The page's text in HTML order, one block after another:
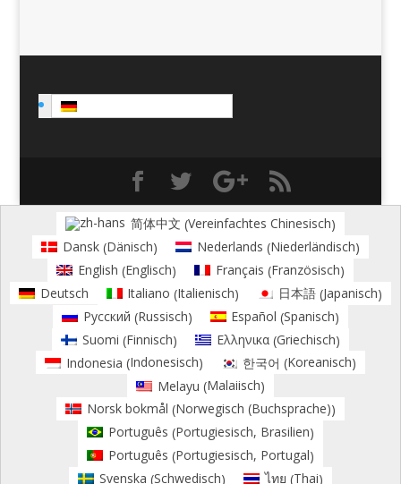
简体中文 (Vereinfachtes Chinesisch)
Dansk (Dänisch) Nederlands (Niederländisch)
English (Englisch) Français (Französisch)
Deutsch
Italiano (Italienisch) 日本語(Japanisch)
Русский (Russisch) Español (Spanisch)
Suomi (Finnisch) Ελληνικα(Griechisch)
Indonesia (Indonesisch) 한국어 (Koreanisch)
Melayu (Malaiisch)
Norsk bokmål (Norwegisch (Buchsprache))
Português (Portugiesisch, Brasilien)
Português (Portugiesisch, Portugal)
Svenska (Schwedisch) ไทย (Thai)